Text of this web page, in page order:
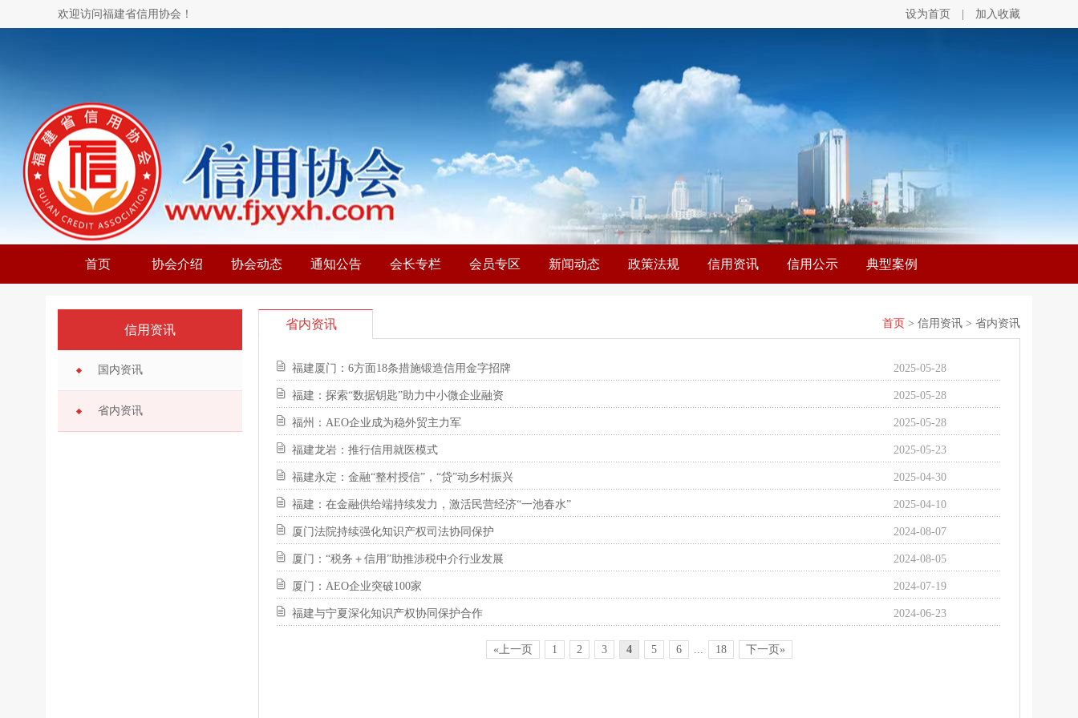
欢迎访问福建省信用协会！ 设为首页 加入收藏
首页 协会介绍 协会动态 通知公告 会长专栏 会员专区 新闻动态 政策法规 信用资讯 信用公示 典型案例
信用资讯
国内资讯
省内资讯
省内资讯 首页 > 信用资讯 > 省内资讯
福建厦门：6方面18条措施锻造信用金字招牌 2025-05-28
福建：探索“数据钥匙”助力中小微企业融资 2025-05-28
福州：AEO企业成为稳外贸主力军 2025-05-28
福建龙岩：推行信用就医模式 2025-05-23
福建永定：金融“整村授信”，“贷”动乡村振兴 2025-04-30
福建：在金融供给端持续发力，激活民营经济“一池春水” 2025-04-10
厦门法院持续强化知识产权司法协同保护 2024-08-07
厦门：“税务＋信用”助推涉税中介行业发展 2024-08-05
厦门：AEO企业突破100家 2024-07-19
福建与宁夏深化知识产权协同保护合作 2024-06-23
«上一页 1 2 3 4 5 6 ... 18 下一页»